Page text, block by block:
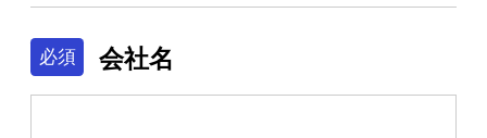
株主・投資家の皆さまへ
必須 会社名